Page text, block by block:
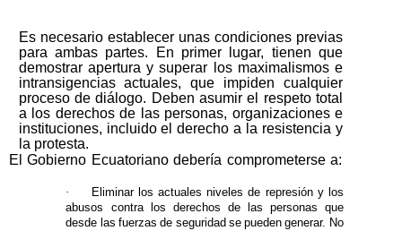
Es necesario establecer unas condiciones previas
para ambas partes. En primer lugar, tienen que
demostrar apertura y superar los maximalismos e
intransigencias actuales, que impiden cualquier
proceso de diálogo. Deben asumir el respeto total
a los derechos de las personas, organizaciones e
instituciones, incluido el derecho a la resistencia y
la protesta.
El
Gobierno Ecuatoriano debería comprometerse a:
·
Eliminar los actuales niveles de represión y los
abusos contra los derechos de las personas que
desde las fuerzas de seguridad se pueden generar. No